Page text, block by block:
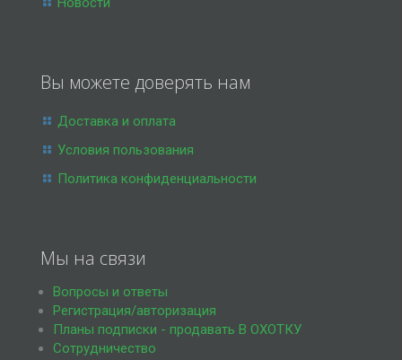
Вы можете доверять нам
Доставка и оплата
Условия пользования
Политика конфиденциальности
Мы на связи
Вопросы и ответы
Регистрация/авторизация
Планы подписки - продавать В ОХОТКУ
Сотрудничество